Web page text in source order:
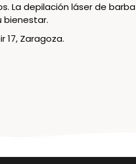
La depilación láser de barba
bienestar.
Zaragoza.